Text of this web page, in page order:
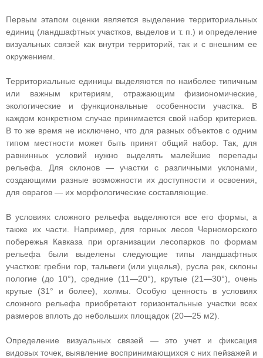
Первым этапом оценки является выделение территориальных
единиц (ландшафтных участков, выделов и т. п.) и определение
визуальных связей как внутри территорий, так и с внешним ее
окружением.
Территориальные единицы выделяются по наиболее типичным
или важным критериям, отражающим физиономические,
экологические и функциональные особенности участка. В
каждом конкретном случае принимается свой набор критериев.
В то же время не исключено, что для разных объектов с одним
типом местности может быть принят общий набор. Так, для
равнинных условий нужно выделять малейшие перепады
рельефа. Для склонов — участки с различными уклонами,
создающими разные возможности их доступности и освоения,
для оврагов — их морфологические составляющие.
В условиях сложного рельефа выделяются все его формы, а
также их части. Например, для горных лесов Черноморского
побережья Кавказа при организации лесопарков по формам
рельефа были выделены следующие типы ландшафтных
участков: гребни гор, тальвеги (или ущелья), русла рек, склоны
пологие (до 10°), средние (11—20°), крутые (21—30°), очень
крутые (31° и более), холмы. Особую ценность в условиях
сложного рельефа приобретают горизонтальные участки всех
размеров вплоть до небольших площадок (20—25 м2).
Определение визуальных связей — это учет и фиксация
видовых точек, выявление воспринимающихся с них пейзажей и